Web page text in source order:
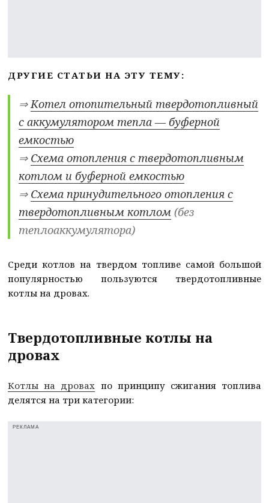
ДРУГИЕ СТАТЬИ НА ЭТУ ТЕМУ:
⇒ Котел отопительный твердотопливный
с аккумулятором тепла — буферной
емкостью
⇒ Схема отопления с твердотопливным
котлом и буферной емкостью
⇒ Схема принудительного отопления с
твердотопливным котлом (без
теплоаккумулятора)
Среди котлов на твердом топливе самой большой
популярностью пользуются твердотопливные
котлы на дровах.
Твердотопливные котлы на
дровах
Котлы на дровах по принципу сжигания топлива
делятся на три категории:
РЕКЛАМА